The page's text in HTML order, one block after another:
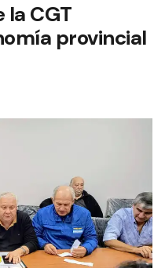
CGT
provincial